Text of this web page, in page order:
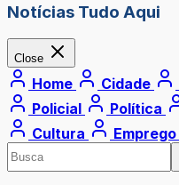
Notícias Tudo Aqui
Close
Home Cidade
Policial
Política
Cultura
Emprego